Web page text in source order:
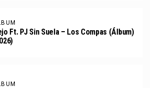
Ft. PJ Sin Suela – Los Compas (Álbum)